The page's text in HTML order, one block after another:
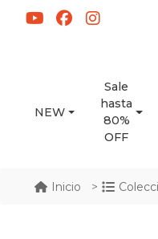
NEW
Sale
hasta
80%
OFF
Inicio